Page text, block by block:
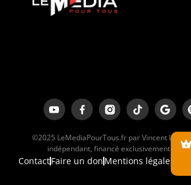
©2025 LeMediaPourTous.fr par Vincent
indépendant, financé exclusivement par
ContactFaire un don Mentions légales